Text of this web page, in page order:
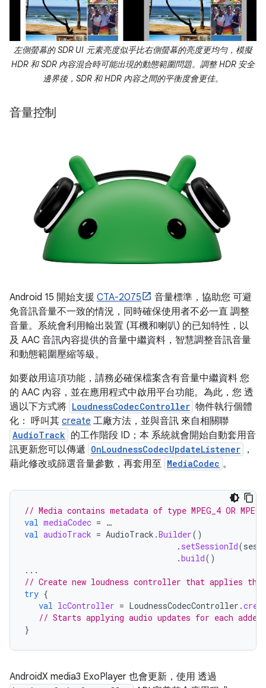
左側螢幕的 SDR UI 元素亮度似乎比右側螢幕的亮度更均勻，模擬
HDR 和 SDR 內容混合時可能出現的動態範圍問題。調整 HDR 安全
邊界後，SDR 和 HDR 內容之間的平衡度會更佳。
音量控制
Android 15 開始支援 CTA-2075
音量標準，協助您 可避
免音訊音量不一致的情況，同時確保使用者不必一直 調整
音量。系統會利用輸出裝置 (耳機和喇叭) 的已知特性，以
及 AAC 音訊內容提供的音量中繼資料，智慧調整音訊音量
和動態範圍壓縮等級。
如要啟用這項功能，請務必確保檔案含有音量中繼資料 您
的 AAC 內容，並在應用程式中啟用平台功能。為此，您 透
過以下方式將 LoudnessCodecController 物件執行個體
化： 呼叫其 create 工廠方法，並與音訊 來自相關聯
AudioTrack 的工作階段 ID；本 系統就會開始自動套用音
訊更新您可以傳遞 OnLoudnessCodecUpdateListener
，
藉此修改或篩選音量參數，再套用至 MediaCodec 。
// Media contains metadata of type MPEG_4 OR
val mediaCodec = …
val audioTrack = AudioTrack .Builder()
. setSessionId(
.build()
...
// Create new loudness controller that applies the
try {
val lcController = LoudnessCodecController .
// Starts applying audio updates for each added
}
AndroidX media3 ExoPlayer 也會更新，使用 透過